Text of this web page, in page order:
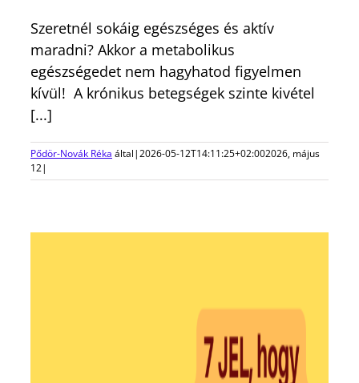
Szeretnél sokáig egészséges és aktív
maradni? Akkor a metabolikus
egészségedet nem hagyhatod figyelmen
kívül! A krónikus betegségek szinte kivétel
[...]
Pődör-Novák Réka által|2026-05-12T14:11:25+02:002026, május
12|